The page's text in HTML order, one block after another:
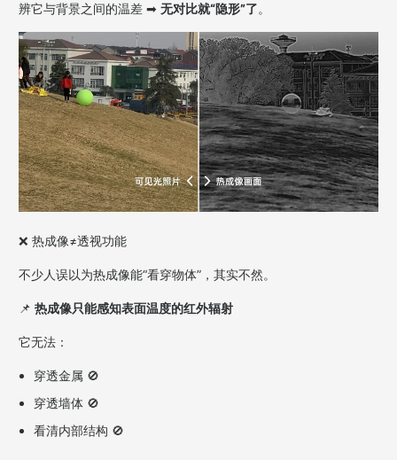
辨它与背景之间的温差 ➡ 无对比就“隐形”了。
❌ 热成像≠透视功能
不少人误以为热成像能“看穿物体”，其实不然。
📌 热成像只能感知表面温度的红外辐射
它无法：
穿透金属 🚫
穿透墙体 🚫
看清内部结构 🚫